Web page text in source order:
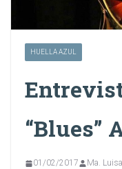
HUELLA AZUL
“Blues”
01/02/2017 Ma.